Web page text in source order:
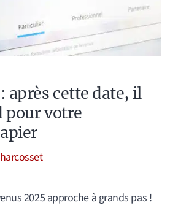
après cette date, il
pour votre
2025 approche à grands pas !